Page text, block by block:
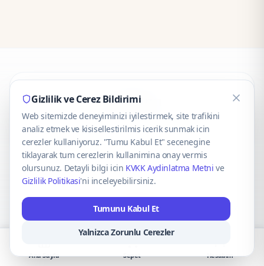
CaseOnn
© 2025 CaseOnn. Tüm hakları saklıdır.
VISA Mastercard
Gizlilik ve Cerez Bildirimi
Web sitemizde deneyiminizi iyilestirmek, site trafikini
analiz etmek ve kisisellestirilmis icerik sunmak icin
cerezler kullaniyoruz. "Tumu Kabul Et" secenegine
tiklayarak tum cerezlerin kullanimina onay vermis
olursunuz. Detayli bilgi icin KVKK Aydinlatma Metni ve
Gizlilik Politikasi'ni inceleyebilirsiniz.
Tumunu Kabul Et
Yalnizca Zorunlu Cerezler
Ana Sayfa Sepet Hesabım